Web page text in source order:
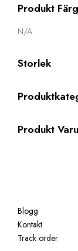
Produkt Färg
N/A
Storlek
Produkt
Blogg
Kontakt
Track order